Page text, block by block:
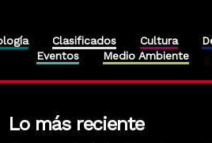
Clasificados Cultura
Eventos
Medio Ambiente
Lo más reciente